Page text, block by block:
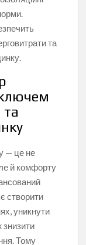
та
та
— це не
й комфорту
створити
уникнути
знизити
Тому